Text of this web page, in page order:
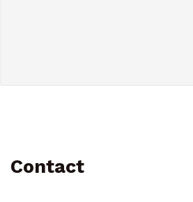
Contact